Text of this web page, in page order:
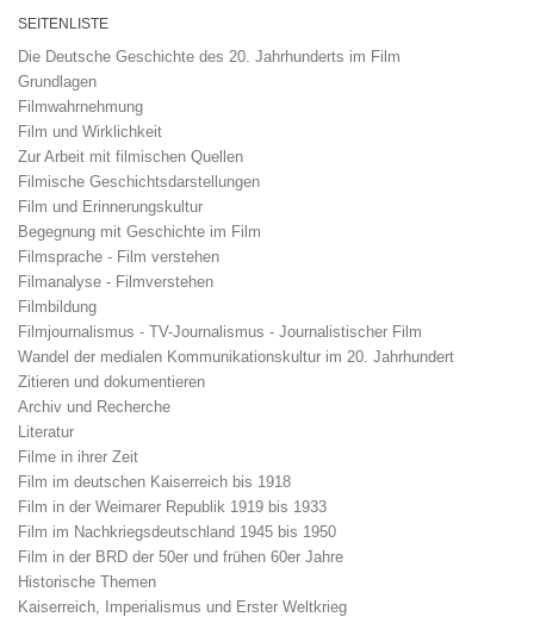
SEITENLISTE
Die Deutsche Geschichte des 20. Jahrhunderts im Film
Grundlagen
Filmwahrnehmung
Film und Wirklichkeit
Zur Arbeit mit filmischen Quellen
Filmische Geschichtsdarstellungen
Film und Erinnerungskultur
Begegnung mit Geschichte im Film
Filmsprache - Film verstehen
Filmanalyse - Filmverstehen
Filmbildung
Filmjournalismus - TV-Journalismus - Journalistischer Film
Wandel der medialen Kommunikationskultur im 20. Jahrhundert
Zitieren und dokumentieren
Archiv und Recherche
Literatur
Filme in ihrer Zeit
Film im deutschen Kaiserreich bis 1918
Film in der Weimarer Republik 1919 bis 1933
Film im Nachkriegsdeutschland 1945 bis 1950
Film in der BRD der 50er und frühen 60er Jahre
Historische Themen
Kaiserreich, Imperialismus und Erster Weltkrieg